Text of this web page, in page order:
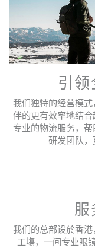
引
我们独特的经营模
伴的更有效率地结
专业的物流服务，
研发团队，
我们的总部设於香
工塲，一间专业眼